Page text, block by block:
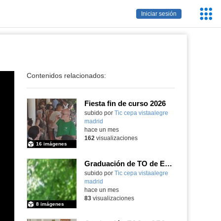
Iniciar sesión
Contenidos relacionados:
Fiesta fin de curso 2026
subido por Tic cepa vistaalegre
madrid
16 imágenes
hace un mes
162 visualizaciones
Graduación de TO de Empleo Doméstico
subido por Tic cepa vistaalegre
madrid
8 imágenes
hace un mes
83visualizaciones